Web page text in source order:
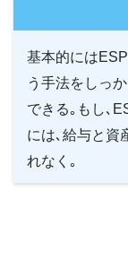
基本的には
う手法をしっ
できる｡もし､
には､給与と資
れなく｡